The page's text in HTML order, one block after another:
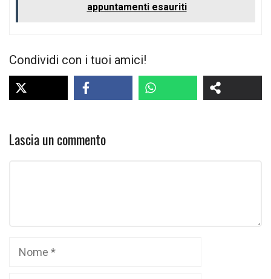
appuntamenti esauriti
Condividi con i tuoi amici!
Lascia un commento